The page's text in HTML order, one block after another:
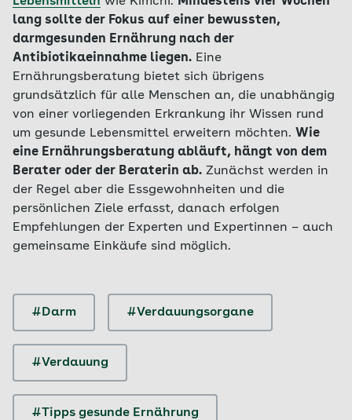
lang sollte der Fokus auf einer bewussten,
darmgesunden Ernährung nach der
Antibiotikaeinnahme liegen. Eine
Ernährungsberatung bietet sich übrigens
grundsätzlich für alle Menschen an, die unabhängig
von einer vorliegenden Erkrankung ihr Wissen rund
um gesunde Lebensmittel erweitern möchten. Wie
eine Ernährungsberatung abläuft, hängt von dem
Berater oder der Beraterin ab. Zunächst werden in
der Regel aber die Essgewohnheiten und die
persönlichen Ziele erfasst, danach erfolgen
Empfehlungen der Experten und Expertinnen – auch
gemeinsame Einkäufe sind möglich.
#Darm #Verdauungsorgane
#Verdauung
#Tipps gesunde Ernährung